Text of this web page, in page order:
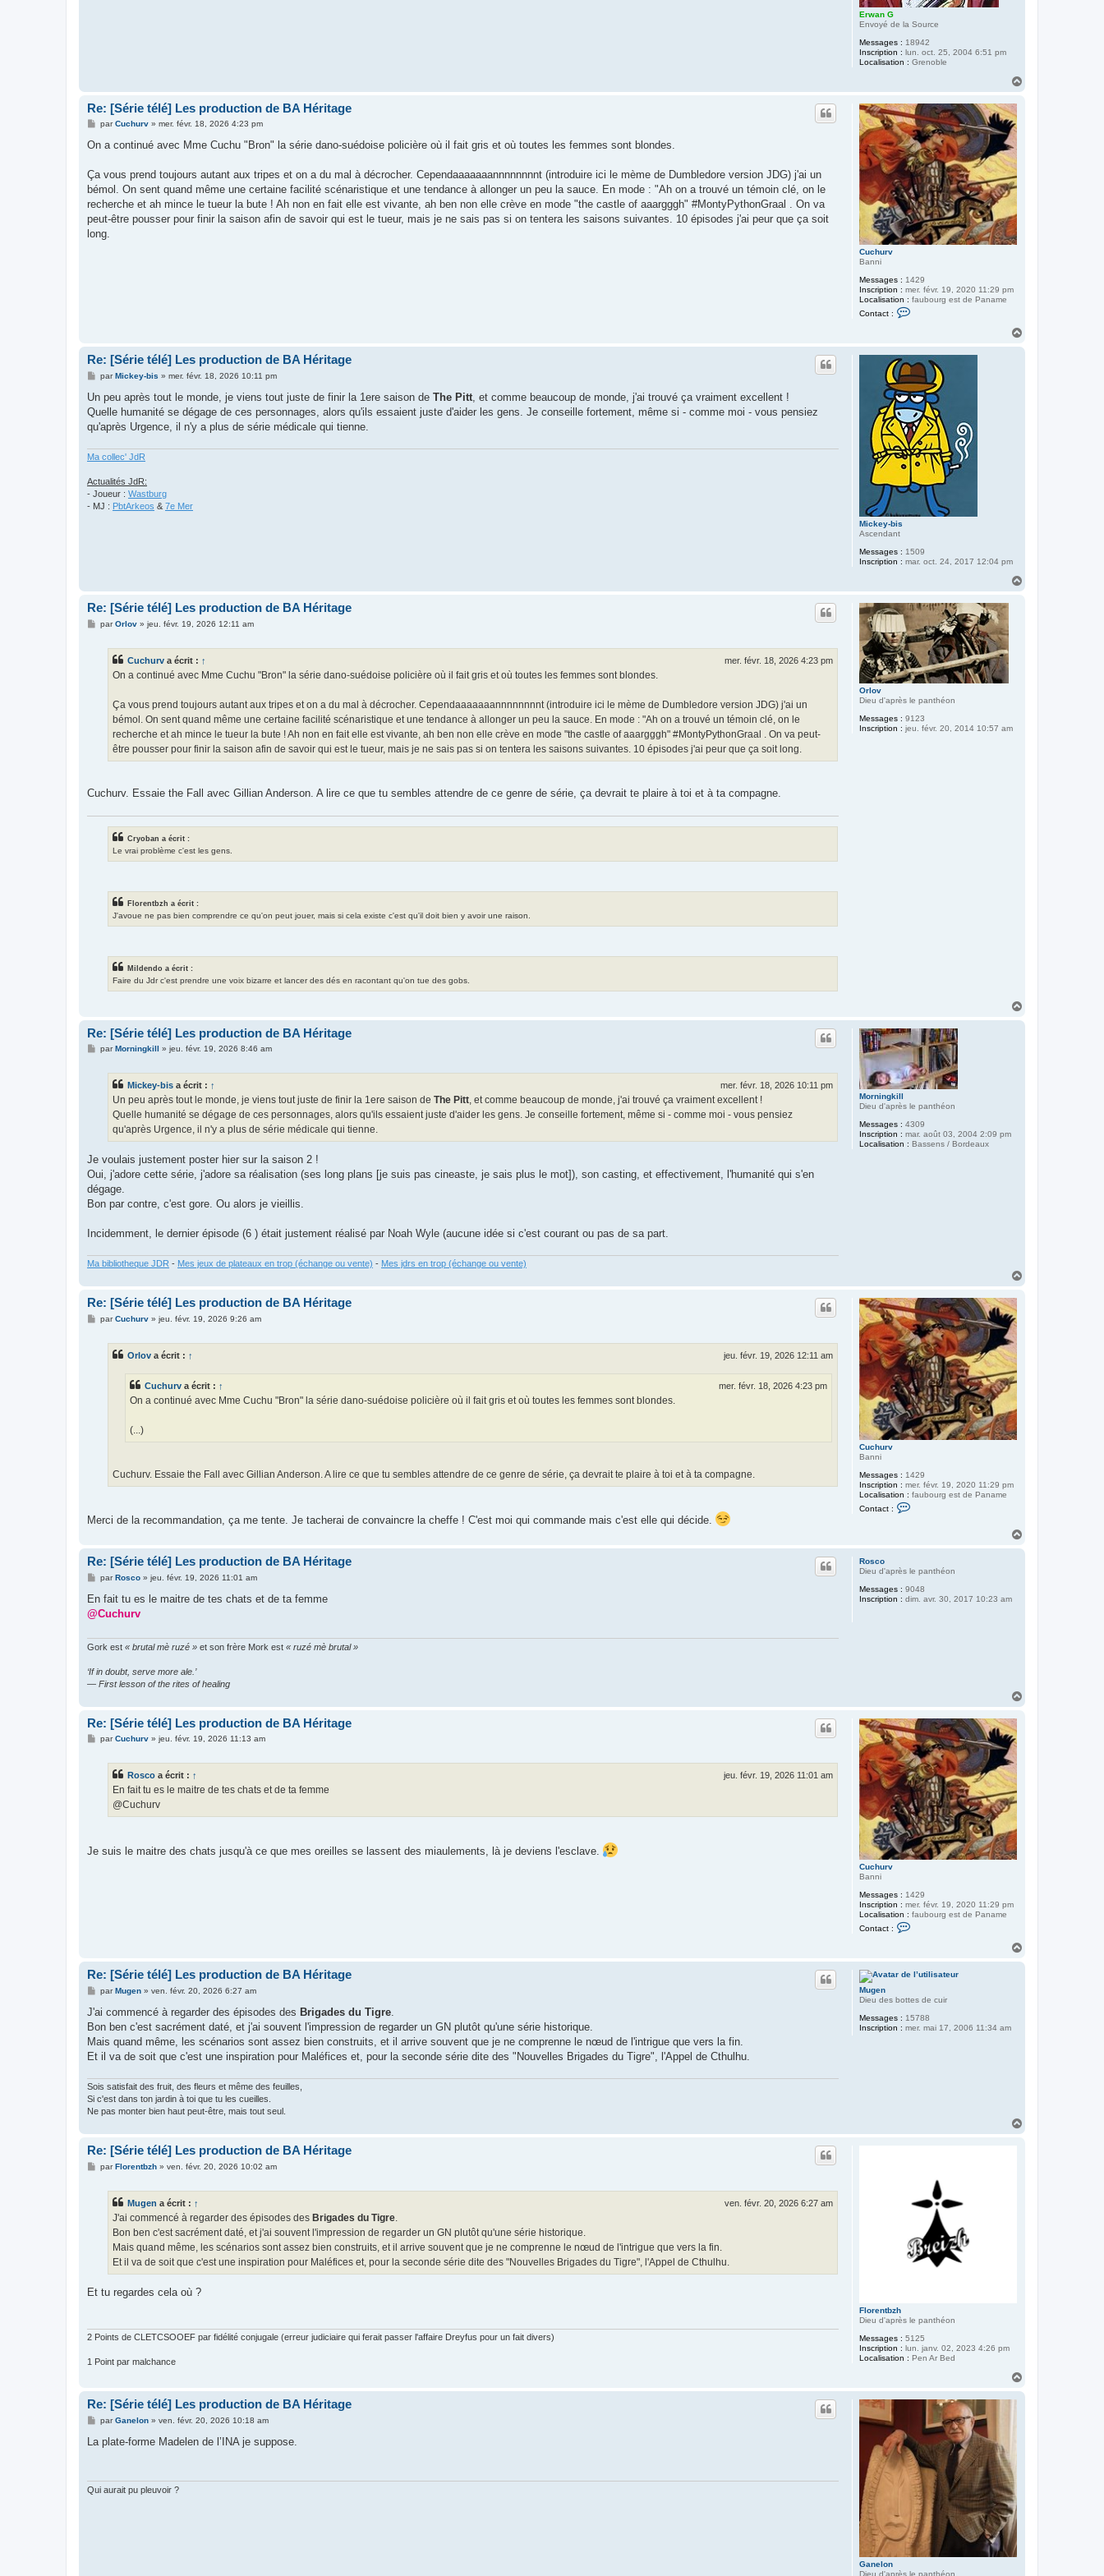
Erwan G
Envoyé de la Source
Messages : 18942
Inscription : lun. oct. 25, 2004 6:51 pm
Localisation : Grenoble
Cuchurv
Banni
Messages : 1429
Inscription : mer. févr. 19, 2020 11:29 pm
Localisation : faubourg est de Paname
Contact :
a
c
t
e
r
C
u
c
h
u
r
v
Re: [Série télé] Les production de BA Héritage
M
s
g
parCuchurv» mer. févr. 18, 2026 4:23 pm
On a continué avec Mme Cuchu "Bron" la série dano-suédoise policière où il fait gris et où toutes les femmes sont blondes.
Ça vous prend toujours autant aux tripes et on a du mal à décrocher. Cependaaaaaaannnnnnnnt (introduire ici le mème de Dumbledore version JDG) j'ai un
bémol. On sent quand même une certaine facilité scénaristique et une tendance à allonger un peu la sauce. En mode : "Ah on a trouvé un témoin clé, on le
recherche et ah mince le tueur la bute ! Ah non en fait elle est vivante, ah ben non elle crève en mode "the castle of aaargggh" #MontyPythonGraal . On va
peut-être pousser pour finir la saison afin de savoir qui est le tueur, mais je ne sais pas si on tentera les saisons suivantes. 10 épisodes j'ai peur que ça soit
long.
Mickey-bis
Ascendant
Messages : 1509
Inscription : mar. oct. 24, 2017 12:04 pm
Re: [Série télé] Les production de BA Héritage
M
s
a
g
parMickey-bis » mer. févr. 18, 2026 10:11 pm
Un peu après tout le monde, je viens tout juste de finir la 1ere saison de The Pitt , et comme beaucoup de monde, j'ai trouvé ça vraiment excellent !
Quelle humanité se dégage de ces personnages, alors qu'ils essaient juste d'aider les gens. Je conseille fortement, même si - comme moi - vous pensiez
qu'après Urgence, il n'y a plus de série médicale qui tienne.
Ma collec' JdR
Actualités JdR:
- Joueur : Wastburg
- MJ : PbtArkeos & 7e Mer
Orlov
Dieu d'après le panthéon
Messages : 9123
Inscription : jeu. févr. 20, 2014 10:57 am
Re: [Série télé] Les production de BA Héritage
MparOrlov» jeu. févr. 19, 2026 12:11 am
Cuchurv a écrit : ↑ mer. févr. 18, 2026 4:23 pm
On a continué avec Mme Cuchu "Bron" la série dano-suédoise policière où il fait gris et où toutes les femmes sont blondes.
Ça vous prend toujours autant aux tripes et on a du mal à décrocher. Cependaaaaaaannnnnnnnt (introduire ici le mème de Dumbledore version JDG) j'ai un
bémol. On sent quand même une certaine facilité scénaristique et une tendance à allonger un peu la sauce. En mode : "Ah on a trouvé un témoin clé, on le
recherche et ah mince le tueur la bute ! Ah non en fait elle est vivante, ah ben non elle crève en mode "the castle of aaargggh" #MontyPythonGraal . On va peut-
être pousser pour finir la saison afin de savoir qui est le tueur, mais je ne sais pas si on tentera les saisons suivantes. 10 épisodes j'ai peur que ça soit long.
Cuchurv. Essaie the Fall avec Gillian Anderson. A lire ce que tu sembles attendre de ce genre de série, ça devrait te plaire à toi et à ta compagne.
Cryoban a écrit :
Le vrai problème c'est les gens.
Florentbzh a écrit :
J'avoue ne pas bien comprendre ce qu'on peut jouer, mais si cela existe c'est qu'il doit bien y avoir une raison.
Mildendo a écrit :
Faire du Jdr c'est prendre une voix bizarre et lancer des dés en racontant qu'on tue des gobs.
Morningkill
Dieu d'après le panthéon
Messages : 4309
Inscription : mar. août 03, 2004 2:09 pm
Localisation : Bassens / Bordeaux
Re: [Série télé] Les production de BA Héritage
MparMorningkill » jeu. févr. 19, 2026 8:46 am
Mickey-bis a écrit : ↑ mer. févr. 18, 2026 10:11 pm
Un peu après tout le monde, je viens tout juste de finir la 1ere saison de The Pitt, et comme beaucoup de monde, j'ai trouvé ça vraiment excellent !
Quelle humanité se dégage de ces personnages, alors qu'ils essaient juste d'aider les gens. Je conseille fortement, même si - comme moi - vous pensiez
qu'après Urgence, il n'y a plus de série médicale qui tienne.
Je voulais justement poster hier sur la saison 2 !
Oui, j'adore cette série, j'adore sa réalisation (ses long plans [je suis pas cineaste, je sais plus le mot]), son casting, et effectivement, l'humanité qui s'en
dégage.
Bon par contre, c'est gore. Ou alors je vieillis.
Incidemment, le dernier épisode (6 ) était justement réalisé par Noah Wyle (aucune idée si c'est courant ou pas de sa part.
Ma bibliotheque JDR - Mes jeux de plateaux en trop (échange ou vente) - Mes jdrs en trop (échange ou vente)
Cuchurv
Banni
Messages : 1429
Inscription : mer. févr. 19, 2020 11:29 pm
Localisation : faubourg est de Paname
Contact :
e
C
u
Re: [Série télé] Les production de BA Héritage
MparCuchurv» jeu. févr. 19, 2026 9:26 am
Orlov a écrit : ↑ jeu. févr. 19, 2026 12:11 am
Cuchurv a écrit : ↑ mer. févr. 18, 2026 4:23 pm
On a continué avec Mme Cuchu "Bron" la série dano-suédoise policière où il fait gris et où toutes les femmes sont blondes.
(...)
Cuchurv. Essaie the Fall avec Gillian Anderson. A lire ce que tu sembles attendre de ce genre de série, ça devrait te plaire à toi et à ta compagne.
Merci de la recommandation, ça me tente. Je tacherai de convaincre la cheffe ! C'est moi qui commande mais c'est elle qui décide.
Rosco
Dieu d'après le panthéon
Messages : 9048
Inscription : dim. avr. 30, 2017 10:23 am
Re: [Série télé] Les production de BA Héritage
M
s
a
parRosco» jeu. févr. 19, 2026 11:01 am
En fait tu es le maitre de tes chats et de ta femme
@Cuchurv
Gork est « brutal mè ruzé » et son frère Mork est « ruzé mè brutal »
‘If in doubt, serve more ale.’
— First lesson of the rites of healing
Cuchurv
Banni
Messages : 1429
Inscription : mer. févr. 19, 2020 11:29 pm
Localisation : faubourg est de Paname
Contact :
a
c
r
u
c
Re: [Série télé] Les production de BA Héritage
MparCuchurv» jeu. févr. 19, 2026 11:13 am
Rosco a écrit : ↑ jeu. févr. 19, 2026 11:01 am
En fait tu es le maitre de tes chats et de ta femme
@Cuchurv
Je suis le maitre des chats jusqu'à ce que mes oreilles se lassent des miaulements, là je deviens l'esclave.
Mugen
Dieu des bottes de cuir
Messages : 15788
Inscription : mer. mai 17, 2006 11:34 am
Re: [Série télé] Les production de BA Héritage
M
s
a
g
parMugen» ven. févr. 20, 2026 6:27 am
J'ai commencé à regarder des épisodes des Brigades du Tigre
Bon ben c'est sacrément daté, et j'ai souvent l'impression de regarder un GN plutôt qu'une série historique.
Mais quand même, les scénarios sont assez bien construits, et il arrive souvent que je ne comprenne le nœud de l'intrigue que vers la fin.
Et il va de soit que c'est une inspiration pour Maléfices et, pour la seconde série dite des "Nouvelles Brigades du Tigre", l'Appel de Cthulhu.
Sois satisfait des fruit, des fleurs et même des feuilles,
Si c'est dans ton jardin à toi que tu les cueilles.
Ne pas monter bien haut peut-être, mais tout seul.
Florentbzh
Dieu d'après le panthéon
Messages : 5125
Inscription : lun. janv. 02, 2023 4:26 pm
Localisation : Pen Ar Bed
Re: [Série télé] Les production de BA Héritage
MparFlorentbzh» ven. févr. 20, 2026 10:02 am
Mugen a écrit : ↑ ven. févr. 20, 2026 6:27 am
J'ai commencé à regarder des épisodes des Brigades du Tigre.
Bon ben c'est sacrément daté, et j'ai souvent l'impression de regarder un GN plutôt qu'une série historique.
Mais quand même, les scénarios sont assez bien construits, et il arrive souvent que je ne comprenne le nœud de l'intrigue que vers la fin.
Et il va de soit que c'est une inspiration pour Maléfices et, pour la seconde série dite des "Nouvelles Brigades du Tigre", l'Appel de Cthulhu.
Et tu regardes cela où ?
2 Points de CLETCSOOEF par fidélité conjugale (erreur judiciaire qui ferait passer l'affaire Dreyfus pour un fait divers)
1 Point par malchance
Ganelon
Re: [Série télé] Les production de BA Héritage
M
s
parGanelon» ven. févr. 20, 2026 10:18 am
La plate-forme Madelen de l’INA je suppose.
Qui aurait pu pleuvoir ?